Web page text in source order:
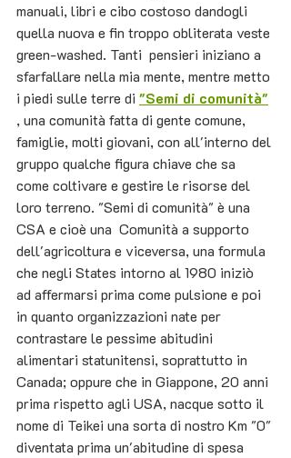
manuali, libri e cibo costoso dandogli
quella nuova e fin troppo obliterata veste
green-washed. Tanti  pensieri iniziano a
sfarfallare nella mia mente, mentre metto
i piedi sulle terre di "Semi di comunità"
, una comunità fatta di gente comune,
famiglie, molti giovani, con all'interno del
gruppo qualche figura chiave che sa
come coltivare e gestire le risorse del
loro terreno. "Semi di comunità" è una
CSA e cioè una  Comunità a supporto
dell'agricoltura e viceversa, una formula
che negli States intorno al 1980 iniziò
ad affermarsi prima come pulsione e poi
in quanto organizzazioni nate per
contrastare le pessime abitudini
alimentari statunitensi, soprattutto in
Canada; oppure che in Giappone, 20 anni
prima rispetto agli USA, nacque sotto il
nome di Teikei una sorta di nostro Km "0"
diventata prima un'abitudine di spesa